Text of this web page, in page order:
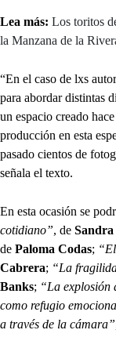
Lea más: Los toritos
la Manzana de la
“En el caso de lxs
para abordar distintas
un espacio creado
producción en esta
pasado cientos de
señala el texto.
En esta ocasión se
cotidiano”, de Sandra
de Paloma Codas;
Cabrera; “La
Banks; “La explosión
como refugio
a través de la cámara”